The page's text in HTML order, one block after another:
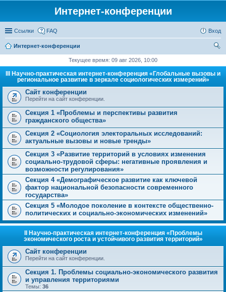
Интернет-конференции
Ссылки FAQ Вход
Интернет-конференции
Текущее время: 09 авг 2026, 10:00
III Научно-практическая интернет-конференция «Глобальные вызовы и
региональное развитие в зеркале социологических измерений»
Сайт конференции
Перейти на сайт конференции.
Секция 1 «Проблемы и перспективы развития
гражданского общества»
Секция 2 «Социология электоральных исследований:
актуальные вызовы и новые тренды»
Секция 3 «Развитие территорий в условиях изменения
социально-трудовой сферы: негативные проявления и
возможности регулирования»
Секция 4 «Демографическое развитие как ключевой
фактор национальной безопасности современного
государства»
Секция 5 «Молодое поколение в контексте общественно-
политических и социально-экономических изменений»
II Научно-практическая интернет-конференция «Проблемы
экономического роста и устойчивого развития территорий»
Сайт конференции
Перейти на сайт конференции.
Секция 1. Проблемы социально-экономического развития
и управления территориями
Темы: 36